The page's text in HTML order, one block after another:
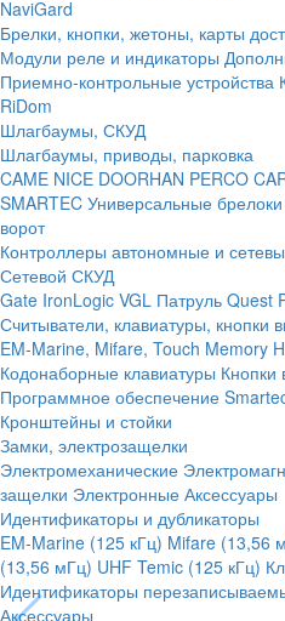
NaviGard
Брелки, кнопки, жетоны, карты
Модули реле и индикаторы
Приемно-контрольные устройства
RiDom
Шлагбаумы, СКУД
Шлагбаумы, приводы, парковка
CAME NICE DOORHAN PERCO
SMARTEC Универсальные брелоки
ворот
Контроллеры автономные и
Сетевой СКУД
Gate IronLogic VGL Патруль Quest
Считыватели, клавиатуры, кнопки
EM-Marine, Mifare, Touch Memory
Кодонаборные клавиатуры Кнопки
Программное обеспечение
Кронштейны и стойки
Замки, электрозащелки
Электромеханические
защелки Электронные Аксессуары
Идентификаторы и дубликаторы
EM-Marine (125 кГц) Mifare (13,56
(13,56 мГц) UHF Temic (125 кГц)
Идентификаторы
Аксессуары